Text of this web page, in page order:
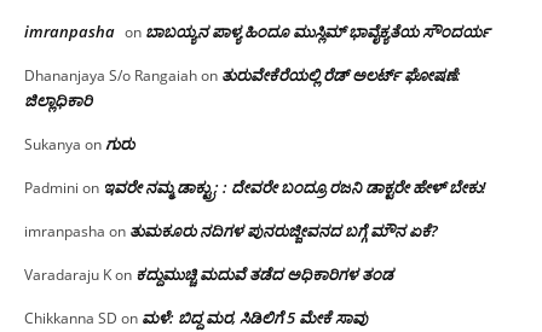
imranpasha on ಬಾಬಯ್ಯನ ಪಾಳ್ಯ ಹಿಂದೂ ಮುಸ್ಲಿಮ್ ಭಾವೈಕ್ಯತೆಯ ಸೌಂದರ್ಯ
Dhananjaya S/o Rangaiahon ತುರುವೇಕೆರೆಯಲ್ಲಿ ರೆಡ್ ಅಲರ್ಟ್ ಘೋಷಣೆ:
ಜಿಲ್ಲಾಧಿಕಾರಿ
Sukanya onಗುರು
Padmini on ಇವರೇ ನಮ್ಮ ಡಾಕ್ಟ್ರು; : ದೇವರೇ ಬಂದ್ರೂ ರಜನಿ ಡಾಕ್ಟರೇ ಹೇಳ್ ಬೇಕು!
imranpasha on ತುಮಕೂರು ನದಿಗಳ ಪುನರುಜ್ಜೀವನದ ಬಗ್ಗೆ ಮೌನ ಏಕೆ?
Varadaraju Kon ಕದ್ದುಮುಚ್ಚಿ ಮದುವೆ ತಡೆದ ಅಧಿಕಾರಿಗಳ ತಂಡ
Chikkanna SD on ಮಳೆ: ಬಿದ್ದ ಮರ, ಸಿಡಿಲಿಗೆ 5 ಮೇಕೆ ಸಾವು